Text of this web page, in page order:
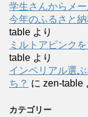
学生さんからメー
今年のふるさと
table より
ミルトアピンク
table より
インペリアル選
ち？ に zen-table
カテゴリー